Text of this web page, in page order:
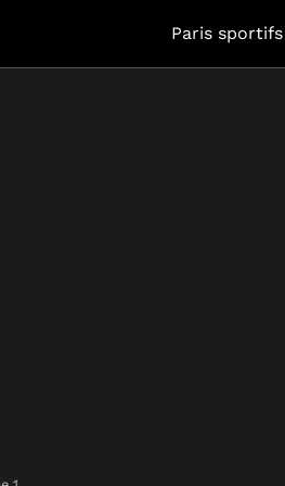
Paris sportifs